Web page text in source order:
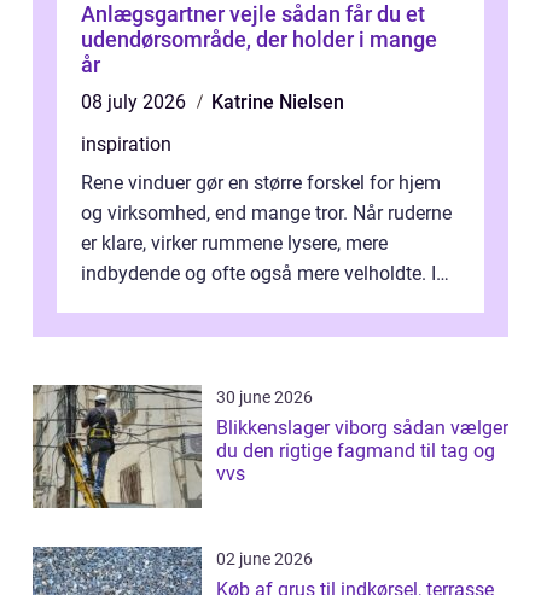
Anlægsgartner vejle sådan får du et
udendørsområde, der holder i mange
år
08 july 2026
Katrine Nielsen
inspiration
Rene vinduer gør en større forskel for hjem
og virksomhed, end mange tror. Når ruderne
er klare, virker rummene lysere, mere
indbydende og ofte også mere velholdte. I
30 june 2026
Blikkenslager viborg sådan vælger
du den rigtige fagmand til tag og
vvs
02 june 2026
Køb af grus til indkørsel, terrasse